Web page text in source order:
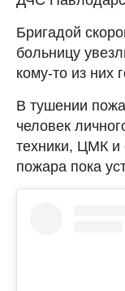
Бригадой
больницу
кому-то из них
В тушении
человек
техники, ЦМК и
пожара пока